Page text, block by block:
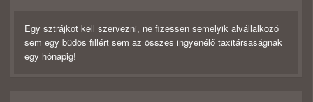
Egy sztrájkot kell szervezni, ne fizessen semelyik alvállalkozó
sem egy büdös fillért sem az összes ingyenélő taxitársaságnak
egy hónapig!